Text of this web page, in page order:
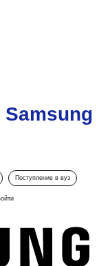
Поступление в вуз